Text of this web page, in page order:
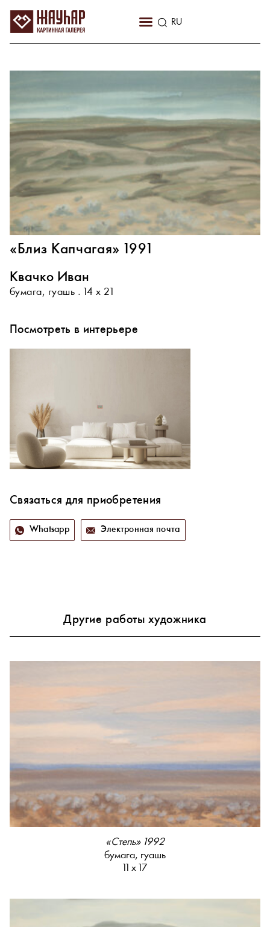
RU
EN
«Близ Капчагая» 1991
Квачко Иван
бумага, гуашь . 14 х 21
Посмотреть в интерьере
Связаться для приобретения
Whatsapp Электронная почта
Другие работы художника
«Степь» 1992
бумага, гуашь
11 х 17